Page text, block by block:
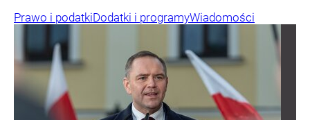
Prawo i podatkiDodatki i programyWiadomości